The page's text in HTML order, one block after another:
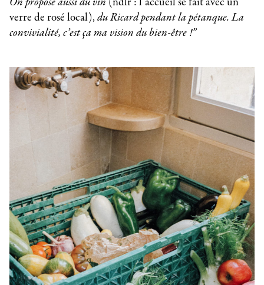
verre de rosé local),du Ricard pendant la pétanque. La
convivialité, c’est ça ma vision du bien-être !”